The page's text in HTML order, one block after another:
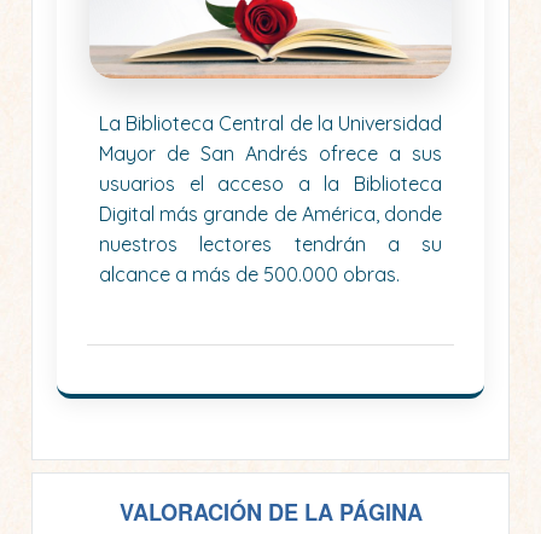
La Biblioteca Central de la Universidad
Mayor de San Andrés ofrece a sus
usuarios el acceso a la Biblioteca
Digital más grande de América, donde
nuestros lectores tendrán a su
alcance a más de 500.000 obras.
VALORACIÓN DE LA PÁGINA